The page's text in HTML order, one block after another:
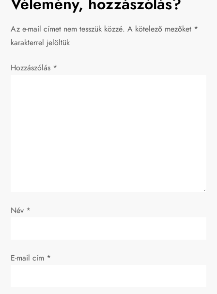
g
y
v
Az e-mail címet nem tesszük közzé. A kötelező mezőket *
karakterrel jelöltük
Hozzászólás *
Név *
E-mail cím *